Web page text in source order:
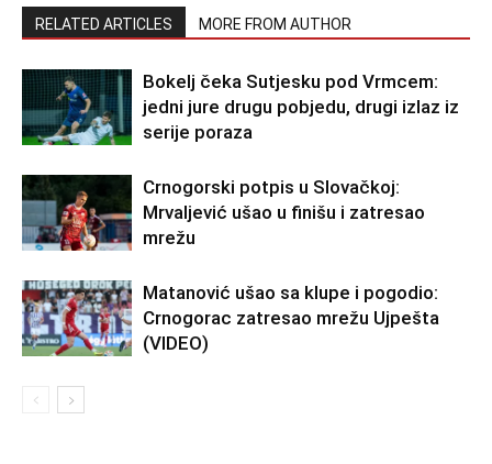
RELATED ARTICLES MORE FROM AUTHOR
Bokelj čeka Sutjesku pod Vrmcem:
jedni jure drugu pobjedu, drugi izlaz iz
serije poraza
Crnogorski potpis u Slovačkoj:
Mrvaljević ušao u finišu i zatresao
mrežu
Matanović ušao sa klupe i pogodio:
Crnogorac zatresao mrežu Ujpešta
(VIDEO)